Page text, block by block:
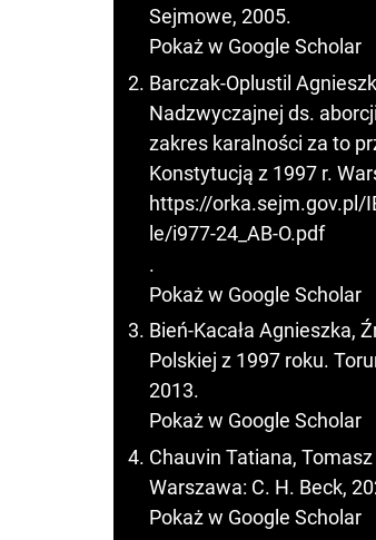
Sejmowe, 2005.
Pokaż w Google Scholar
Barczak-Oplustil
Nadzwyczajnej ds.
zakres karalności za to
Konstytucją z 1997 r.
https://orka.sejm.gov.pl/
le/i977-24_AB-O.pdf
.
Pokaż w Google Scholar
Bień-Kacała Agnieszka,
Polskiej z 1997 roku.
2013.
Pokaż w Google Scholar
Chauvin Tatiana,
Warszawa: C. H. Beck,
Pokaż w Google Scholar